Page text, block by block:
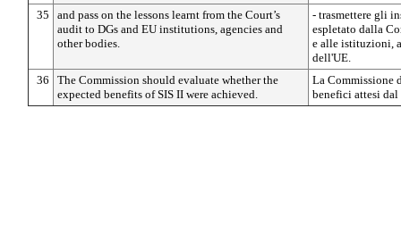
35
and pass on the lessons learnt from the Court’s
audit to DGs and EU institutions, agencies and
other bodies.
- trasmettere gli
espletato dalla
e alle istituzioni,
dell'UE.
36
The Commission should evaluate whether the
expected benefits of SIS II were achieved.
La Commissione
benefici attesi